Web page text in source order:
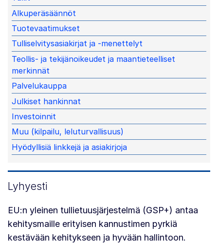
Alkuperäsäännöt
Tuotevaatimukset
Tulliselvitysasiakirjat ja -menettelyt
Teollis- ja tekijänoikeudet ja maantieteelliset
merkinnät
Palvelukauppa
Julkiset hankinnat
Investoinnit
Muu (kilpailu, leluturvallisuus)
Hyödyllisiä linkkejä ja asiakirjoja
Lyhyesti
EU:n yleinen tullietuusjärjestelmä (GSP+) antaa
kehitysmaille erityisen kannustimen pyrkiä
kestävään kehitykseen ja hyvään hallintoon.